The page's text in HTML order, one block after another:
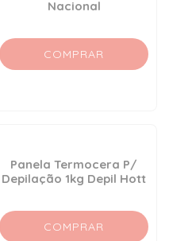
Nacional
COMPRAR
Panela Termocera P/
Depilação 1kg Depil Hott
COMPRAR